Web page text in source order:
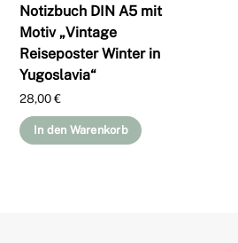
Notizbuch DIN A5 mit
Motiv „Vintage
Reiseposter Winter in
Yugoslavia“
28,00€
In den Warenkorb